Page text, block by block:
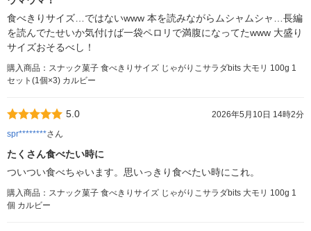
食べきりサイズ…ではないwww 本を読みながらムシャムシャ…長編
を読んでたせいか気付けば一袋ペロリで満腹になってたwww 大盛り
サイズおそるべし！
購入商品：スナック菓子 食べきりサイズ じゃがりこサラダbits 大モリ 100g 1
セット(1個×3) カルビー
5.0
2026年5月10日 14時2分
spr********さん
たくさん食べたい時に
ついつい食べちゃいます。思いっきり食べたい時にこれ。
購入商品：スナック菓子 食べきりサイズ じゃがりこサラダbits 大モリ 100g 1
個 カルビー